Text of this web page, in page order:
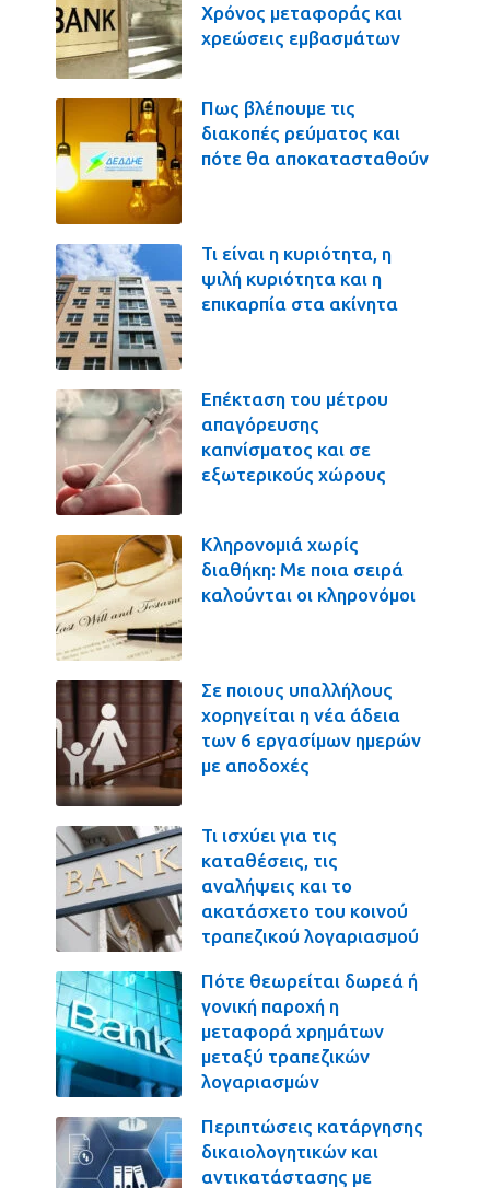
Χρόνος μεταφοράς και
χρεώσεις εμβασμάτων
Πως βλέπουμε τις
διακοπές ρεύματος και
πότε θα αποκατασταθούν
Τι είναι η κυριότητα, η
ψιλή κυριότητα και η
επικαρπία στα ακίνητα
Επέκταση του μέτρου
απαγόρευσης
καπνίσματος και σε
εξωτερικούς χώρους
Κληρονομιά χωρίς
διαθήκη: Με ποια σειρά
καλούνται οι κληρονόμοι
Σε ποιους υπαλλήλους
χορηγείται η νέα άδεια
των 6 εργασίμων ημερών
με αποδοχές
Τι ισχύει για τις
καταθέσεις, τις
αναλήψεις και το
ακατάσχετο του κοινού
τραπεζικού λογαριασμού
Πότε θεωρείται δωρεά ή
γονική παροχή η
μεταφορά χρημάτων
μεταξύ τραπεζικών
λογαριασμών
Περιπτώσεις κατάργησης
δικαιολογητικών και
αντικατάστασης με